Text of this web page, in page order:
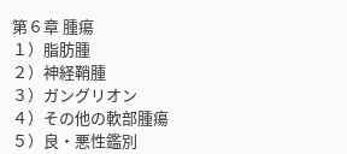
第６章 腫瘍
１）脂肪腫
２）神経鞘腫
３）ガングリオン
４）その他の軟部腫瘍
５）良・悪性鑑別